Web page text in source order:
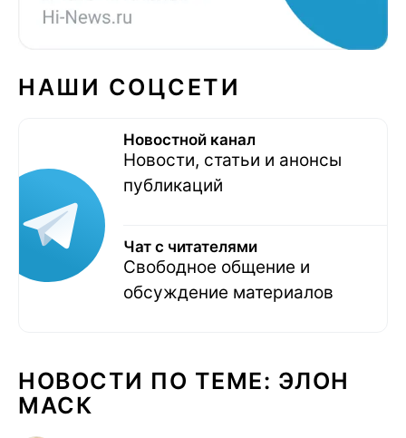
НАШИ СОЦСЕТИ
Новостной канал
Новости, статьи и анонсы
публикаций
Чат с читателями
Свободное общение и
обсуждение материалов
НОВОСТИ ПО ТЕМЕ: ЭЛОН
МАСК